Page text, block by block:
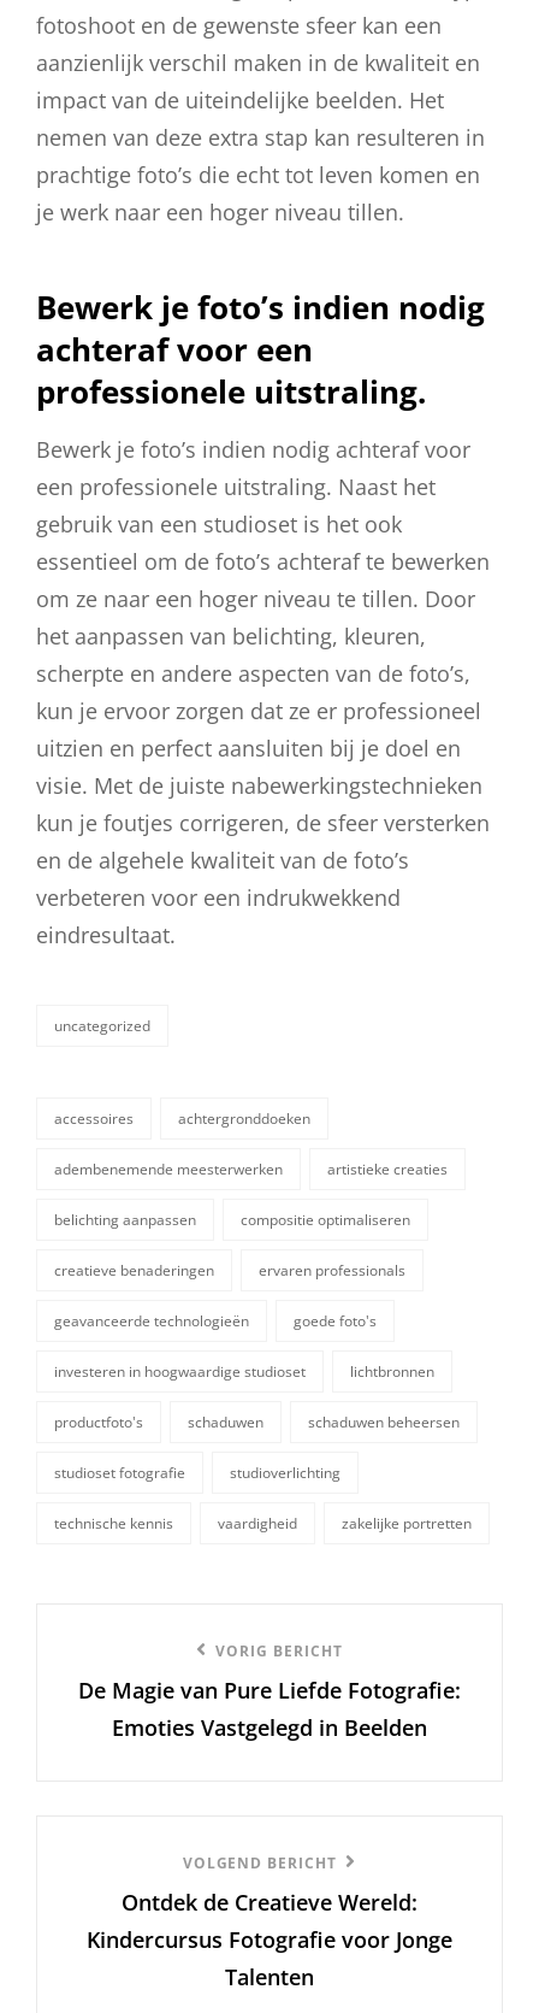
fotoshoot en de gewenste sfeer kan een
aanzienlijk verschil maken in de kwaliteit en
impact van de uiteindelijke beelden. Het
nemen van deze extra stap kan resulteren in
prachtige foto’s die echt tot leven komen en
je werk naar een hoger niveau tillen.
Bewerk je foto’s indien nodig
achteraf voor een
professionele uitstraling.
Bewerk je foto’s indien nodig achteraf voor
een professionele uitstraling. Naast het
gebruik van een studioset is het ook
essentieel om de foto’s achteraf te bewerken
om ze naar een hoger niveau te tillen. Door
het aanpassen van belichting, kleuren,
scherpte en andere aspecten van de foto’s,
kun je ervoor zorgen dat ze er professioneel
uitzien en perfect aansluiten bij je doel en
visie. Met de juiste nabewerkingstechnieken
kun je foutjes corrigeren, de sfeer versterken
en de algehele kwaliteit van de foto’s
verbeteren voor een indrukwekkend
eindresultaat.
categorieën
uncategorized
tags,
accessoires achtergronddoeken
adembenemende meesterwerken artistieke creaties
belichting aanpassen compositie optimaliseren
creatieve benaderingen ervaren professionals
geavanceerde technologieën goede foto's
investeren in hoogwaardige studioset lichtbronnen
productfoto's schaduwen schaduwen beheersen
studioset fotografie studioverlichting
technische kennis vaardigheid zakelijke portretten
bericht
VORIG BERICHT
De Magie van Pure Liefde Fotografie:
Emoties Vastgelegd in Beelden
Bericht
VOLGEND BERICHT
Ontdek de Creatieve Wereld:
Kindercursus Fotografie voor Jonge
Talenten